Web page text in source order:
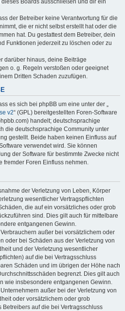
der Betreiber keine Verantwortung für die
die er nicht selbst erstellt hat oder die
hat. Du gestattest dem Betreiber, dein
Funktionen jederzeit zu löschen oder zu
darüber hinaus, deine Beiträge
o. g. Regeln verstoßen oder geeignet
Dritten Schaden zuzufügen.
es sich bei phpBB um eine unter der „
v2“ (GPL) bereitgestellten Foren-Software
handelt; deutschsprachige
die deutschsprachige Community unter
gestellt. Beide haben keinen Einfluss auf
verwendet wird. Sie können
der Software für bestimmte Zwecke nicht
fremder Foren Einfluss nehmen.
der Verletzung von Leben, Körper
wesentlicher Vertragspflichten
die auf ein vorsätzliches oder grob
sind. Dies gilt auch für mittelbare
entgangenen Gewinn.
außer bei vorsätzlichem oder
oder bei Schäden aus der Verletzung von
und der Verletzung wesentlicher
auf die bei Vertragsschluss
Schäden und im übrigen der Höhe nach
begrenzt. Dies gilt auch
wie insbesondere entgangenen Gewinn.
außer bei der Verletzung von
oder vorsätzlichem oder grob
Betreibers auf die bei Vertragsschluss